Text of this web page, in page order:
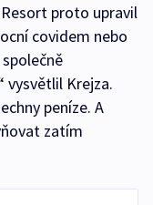
proto upravil
covidem nebo
vysvětlil Krejza.
peníze. A
zatím